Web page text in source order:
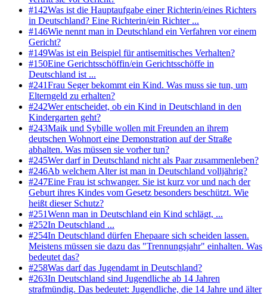
#142Was ist die Hauptaufgabe einer Richterin/eines Richters
in Deutschland? Eine Richterin/ein Richter ...
#146Wie nennt man in Deutschland ein Verfahren vor einem
Gericht?
#149Was ist ein Beispiel für antisemitisches Verhalten?
#150Eine Gerichtsschöffin/ein Gerichtsschöffe in
Deutschland ist ...
#241Frau Seger bekommt ein Kind. Was muss sie tun, um
Elterngeld zu erhalten?
#242Wer entscheidet, ob ein Kind in Deutschland in den
Kindergarten geht?
#243Maik und Sybille wollen mit Freunden an ihrem
deutschen Wohnort eine Demonstration auf der Straße
abhalten. Was müssen sie vorher tun?
#245Wer darf in Deutschland nicht als Paar zusammenleben?
#246Ab welchem Alter ist man in Deutschland volljährig?
#247Eine Frau ist schwanger. Sie ist kurz vor und nach der
Geburt ihres Kindes vom Gesetz besonders beschützt. Wie
heißt dieser Schutz?
#251Wenn man in Deutschland ein Kind schlägt, ...
#252In Deutschland ...
#254In Deutschland dürfen Ehepaare sich scheiden lassen.
Meistens müssen sie dazu das "Trennungsjahr" einhalten. Was
bedeutet das?
#258Was darf das Jugendamt in Deutschland?
#263In Deutschland sind Jugendliche ab 14 Jahren
strafmündig. Das bedeutet: Jugendliche, die 14 Jahre und älter